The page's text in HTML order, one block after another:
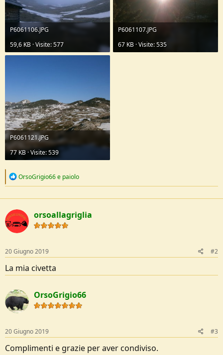
P6061106.JPG
59,6 KB · Visite: 577
P6061107.JPG
67 KB · Visite: 535
P6061121.JPG
77 KB · Visite: 539
R
c
t
i
o
n
:
OrsoGrigio66e paiolo
orsoallagriglia
20 Giugno 2019 #2
La mia civetta
OrsoGrigio66
20 Giugno 2019 #3
Complimenti e grazie per aver condiviso.